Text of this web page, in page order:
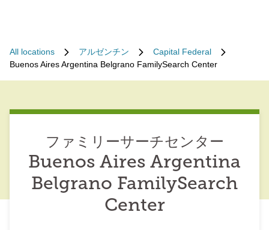
All locations アルゼンチン
Capital Federal
Buenos Aires Argentina Belgrano FamilySearch Center
ファミリーサーチセンター
Buenos Aires Argentina
Belgrano FamilySearch
Center